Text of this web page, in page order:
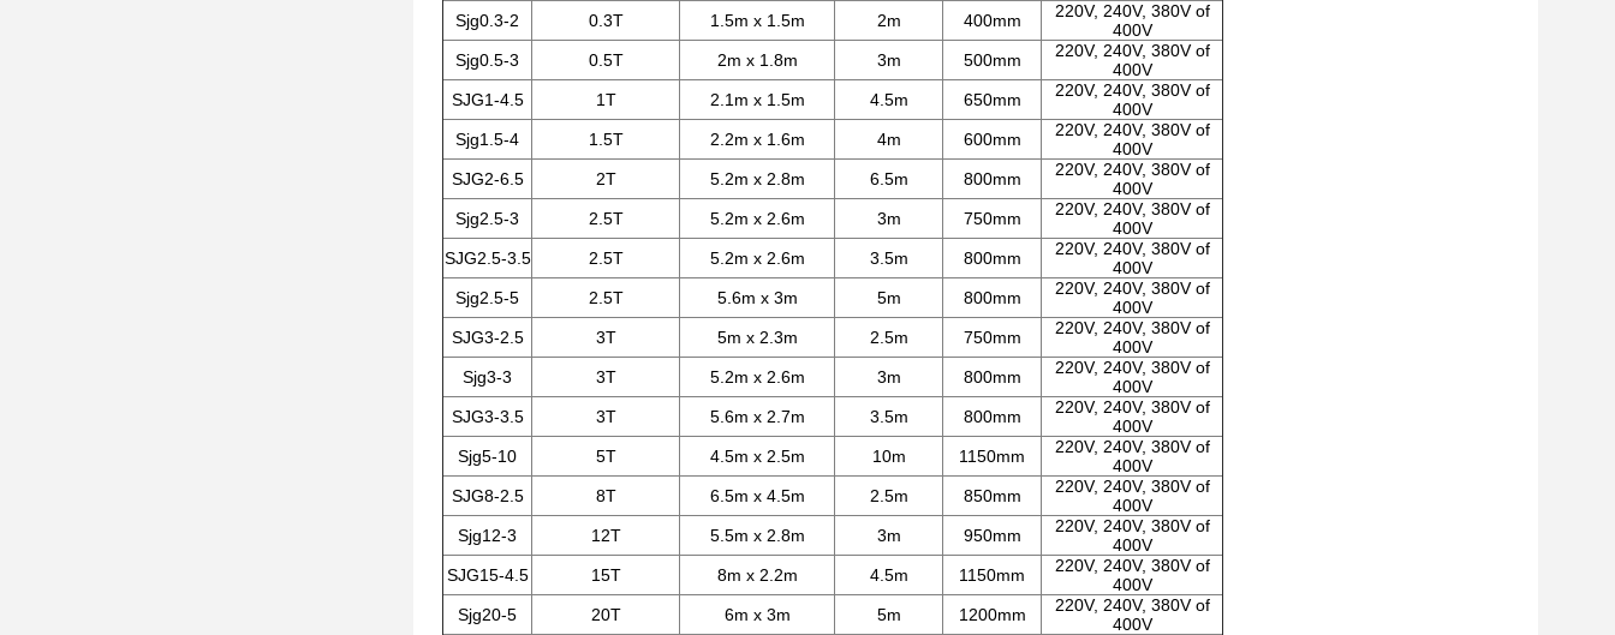
Sjg0.3-2 0.3T 1.5m x 1.5m 2m 400mm
220V, 240V, 380V of
400V
Sjg0.5-3
0.5T 2m x 1.8m 3m 500mm
220V, 240V, 380V of
400V
SJG1-4.5
1T 2.1m x 1.5m 4.5m 650mm
220V, 240V, 380V of
400V
Sjg1.5-4
1.5T 2.2m x 1.6m 4m 600mm
220V, 240V, 380V of
400V
SJG2-6.5
2T 5.2m x 2.8m 6.5m 800mm
220V, 240V, 380V of
400V
Sjg2.5-3
2.5T 5.2m x 2.6m 3m 750mm
220V, 240V, 380V of
400V
SJG2.5-3.5
2.5T 5.2m x 2.6m 3.5m 800mm
220V, 240V, 380V of
400V
Sjg2.5-5
2.5T 5.6m x 3m 5m 800mm
220V, 240V, 380V of
400V
SJG3-2.5
3T 5m x 2.3m 2.5m 750mm
220V, 240V, 380V of
400V
Sjg3-3
3T 5.2m x 2.6m 3m 800mm
220V, 240V, 380V of
400V
SJG3-3.5
3T 5.6m x 2.7m 3.5m 800mm
220V, 240V, 380V of
400V
Sjg5-10
5T 4.5m x 2.5m 10m 1150mm
220V, 240V, 380V of
400V
SJG8-2.5
8T 6.5m x 4.5m 2.5m 850mm
220V, 240V, 380V of
400V
Sjg12-3
12T 5.5m x 2.8m 3m 950mm
220V, 240V, 380V of
400V
SJG15-4.5
15T 8m x 2.2m 4.5m 1150mm
220V, 240V, 380V of
400V
Sjg20-5
20T 6m x 3m 5m 1200mm
220V, 240V, 380V of
400V